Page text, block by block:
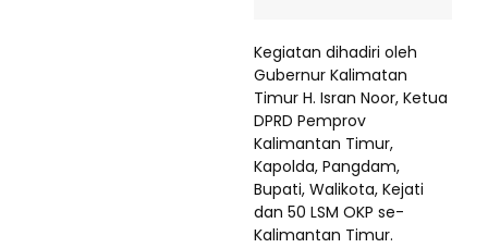
Kegiatan dihadiri oleh
Gubernur Kalimatan
Timur H. Isran Noor, Ketua
DPRD Pemprov
Kalimantan Timur,
Kapolda, Pangdam,
Bupati, Walikota, Kejati
dan 50 LSM OKP se-
Kalimantan Timur.